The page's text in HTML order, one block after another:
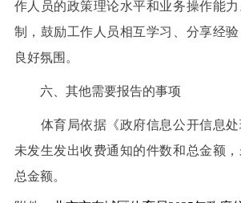
作人员的政策理论水平和业务操作能
制，鼓励工作人员相互学习、分享经
良好氛围。
六、其他需要报告的事项
体育局依据《政府信息公开信息处
未发生发出收费通知的件数和总金额
总金额。